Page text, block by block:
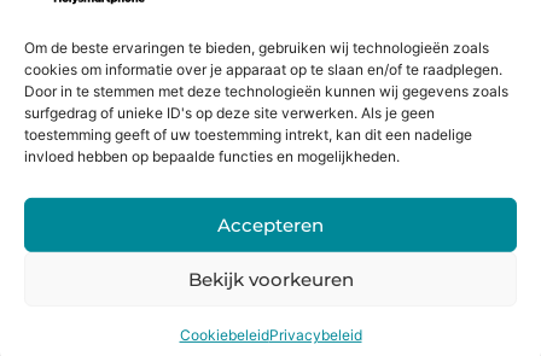
Om de beste ervaringen te bieden, gebruiken wij technologieën zoals
cookies om informatie over je apparaat op te slaan en/of te raadplegen.
Door in te stemmen met deze technologieën kunnen wij gegevens zoals
surfgedrag of unieke ID's op deze site verwerken. Als je geen
toestemming geeft of uw toestemming intrekt, kan dit een nadelige
invloed hebben op bepaalde functies en mogelijkheden.
Accepteren
Bekijk voorkeuren
CookiebeleidPrivacybeleid
Bereken de waarde
Voor
besteld,
14 dagen
bedenkte
rmijn
Fysieke
winkel
Webwink
keurmerk